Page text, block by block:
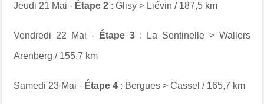
Jeudi 21 Mai - Étape 2 : Glisy > Liévin / 187,5 km
Vendredi 22 Mai - Étape 3 : La Sentinelle > Wallers
Arenberg / 155,7 km
Samedi 23 Mai - Étape 4 : Bergues > Cassel / 165,7 km